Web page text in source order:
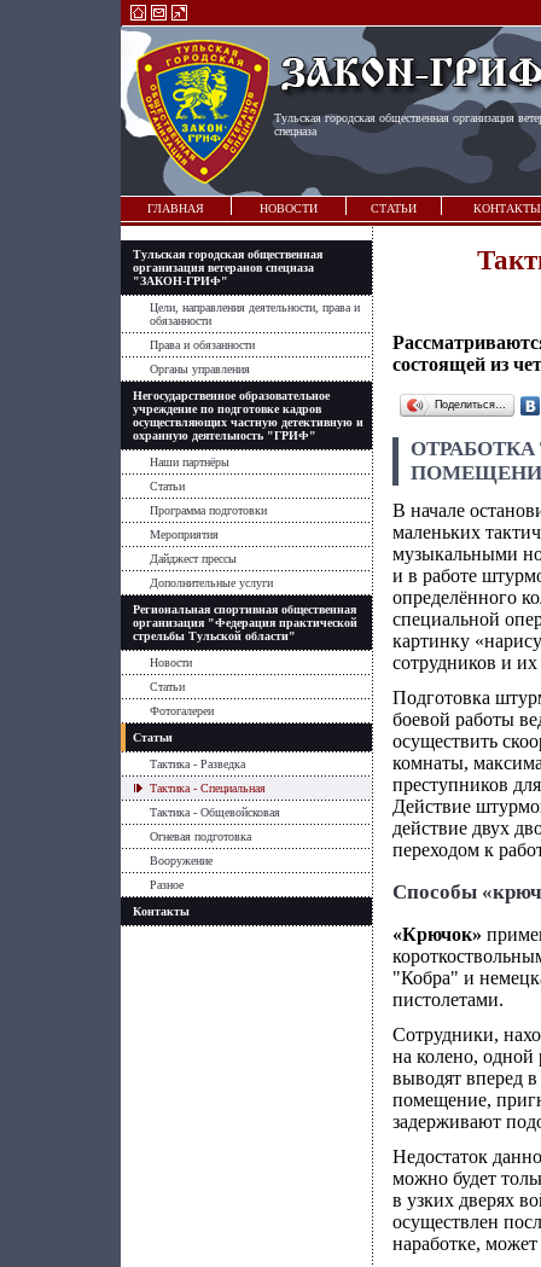
Тульская городская общественная организация
спецназа
ГЛАВНАЯ НОВОСТИ СТАТЬИ КОНТАКТЫ
Тульская городская общественная
организация ветеранов спецназа
"ЗАКОН-ГРИФ"
Цели, направления деятельности, права и
обязанности
Права и обязанности
Органы управления
Негосударственное образовательное
учреждение по подготовке кадров
осуществляющих частную детективную и
охранную деятельность "ГРИФ"
Наши партнёры
Статьи
Программа подготовки
Мероприятия
Дайджест прессы
Дополнительные услуги
Региональная спортивная общественная
организация "Федерация практической
стрельбы Тульской области"
Новости
Статьи
Фотогалереи
Статьи
Тактика - Разведка
Тактика - Специальная
Тактика - Общевойсковая
Огневая подготовка
Вооружение
Разное
Контакты
состоящей из
Поделиться…
В начале
маленьких
музыкальными
и в работе
определённого
специальной
картинку
сотрудников и
Подготовка
боевой работы
осуществить
комнаты,
преступников
Действие
действие двух
переходом к
Способы
«Крючок»
"Кобра" и
пистолетами.
Сотрудники,
на колено, одной
выводят вперед
помещение,
задерживают
Недостаток
можно будет
в узких дверях
осуществлен
наработке,